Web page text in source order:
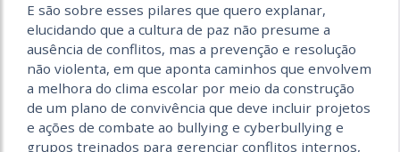
E são sobre esses pilares que quero explanar,
elucidando que a cultura de paz não presume a
ausência de conflitos, mas a prevenção e resolução
não violenta, em que aponta caminhos que envolvem
a melhora do clima escolar por meio da construção
de um plano de convivência que deve incluir projetos
e ações de combate ao bullying e cyberbullying e
grupos treinados para gerenciar conflitos internos,